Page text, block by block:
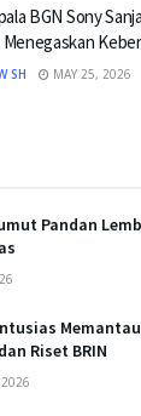
BGN Sony
SH MAY 25, 2026
Pandan
Riset BRIN